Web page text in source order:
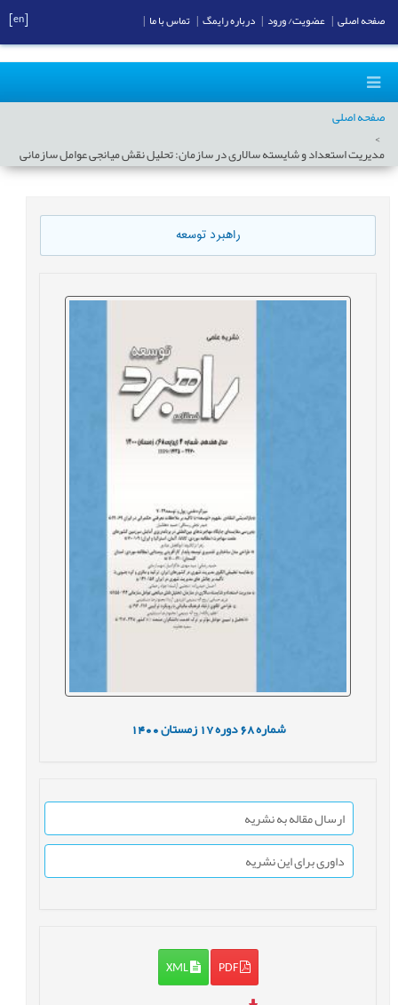
صفحه اصلی
مدیریت استعداد و شایسته سالاری در سازمان: تحلیل نقش میانجی عوامل سازمانی
راهبرد توسعه
شماره68 دوره17 زمستان1400
ارسال مقاله به نشریه
داوری برای این نشریه
PDF
XML
صفحه اصلی عضویت/ ورود درباره رایمگ تماس با ما